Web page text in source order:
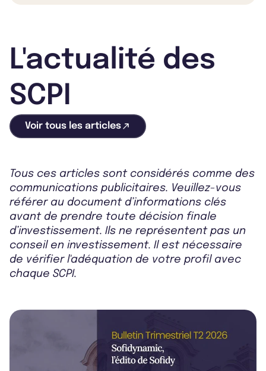
L'actualité des
SCPI
Voir tous les articles
Tous ces articles sont considérés comme des
communications publicitaires. Veuillez-vous
référer au document d’informations clés
avant de prendre toute décision finale
d’investissement. Ils ne représentent pas un
conseil en investissement. Il est nécessaire
de vérifier l'adéquation de votre profil avec
chaque SCPI.